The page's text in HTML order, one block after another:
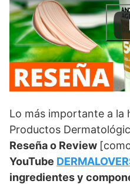
Lo más importante a la
Productos
Reseña o Review
YouTube
ingredientes y